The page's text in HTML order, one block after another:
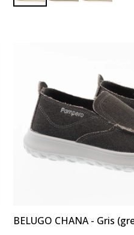
BELUGO CHANA - Gris